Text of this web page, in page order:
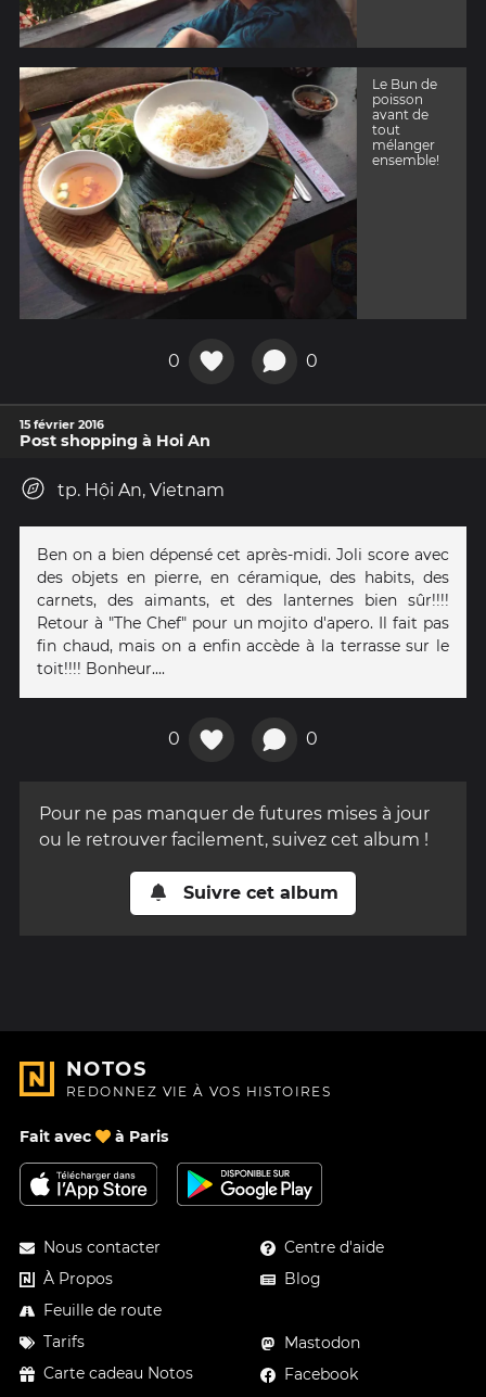
Le Bun de
poisson
avant de
tout
mélanger
ensemble!
0 0
15 février 2016
Post shopping à Hoi An
tp. Hội An, Vietnam
Ben on a bien dépensé cet après-midi. Joli score avec
des objets en pierre, en céramique, des habits, des
carnets, des aimants, et des lanternes bien sûr!!!!
Retour à "The Chef" pour un mojito d'apero. Il fait pas
fin chaud, mais on a enfin accède à la terrasse sur le
toit!!!! Bonheur....
0 0
Pour ne pas manquer de futures mises à jour
ou le retrouver facilement, suivez cet album !
Suivre cet album
NOTOS
REDONNEZ VIE À VOS HISTOIRES
Fait avec à Paris
Nous contacter
À Propos
Feuille de route
Tarifs
Carte cadeau Notos
Centre d'aide
Blog
Mastodon
Facebook